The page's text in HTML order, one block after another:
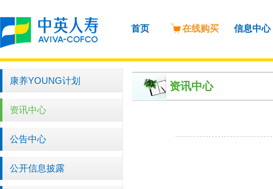
首页 在线购买 信息中心
康养YOUNG计划
资讯中心
公告中心
公开信息披露
资讯中心